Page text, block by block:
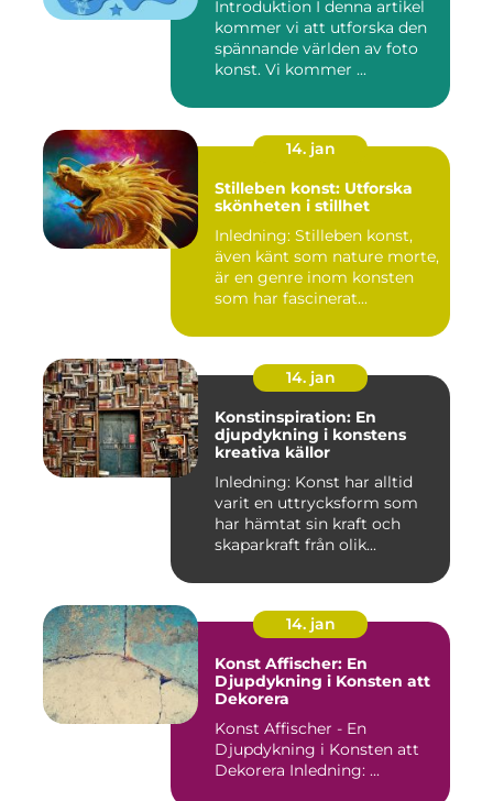
Introduktion I denna artikel
kommer vi att utforska den
spännande världen av foto
konst. Vi kommer ...
14. jan
Stilleben konst: Utforska
skönheten i stillhet
Inledning: Stilleben konst,
även känt som nature morte,
är en genre inom konsten
som har fascinerat...
14. jan
Konstinspiration: En
djupdykning i konstens
kreativa källor
Inledning: Konst har alltid
varit en uttrycksform som
har hämtat sin kraft och
skaparkraft från olik...
14. jan
Konst Affischer: En
Djupdykning i Konsten att
Dekorera
Konst Affischer - En
Djupdykning i Konsten att
Dekorera Inledning: ...